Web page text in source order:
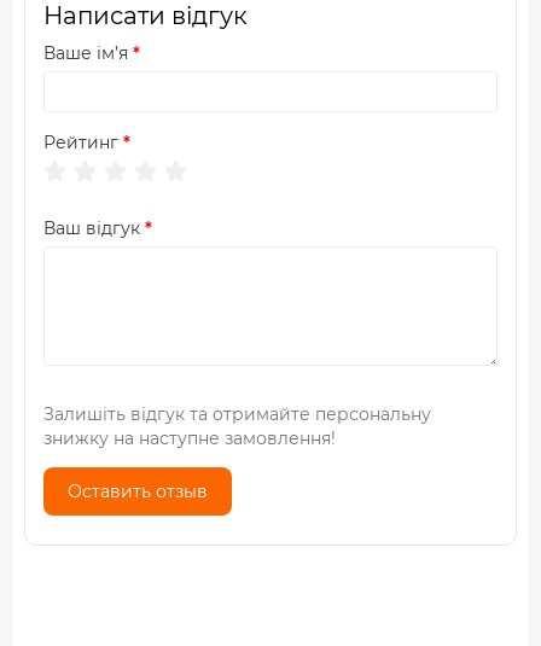
Написати відгук
Ваше ім’я
Рейтинг
Ваш відгук
Залишіть відгук та отримайте персональну
знижку на наступне замовлення!
Оставить отзыв